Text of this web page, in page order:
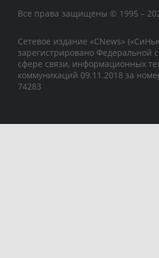
Все права защищены © 1995 –
Сетевое издание «CNews»
зарегистрировано Федеральной
сфере связи, информационных
коммуникаций 09.11.2018 за
74283